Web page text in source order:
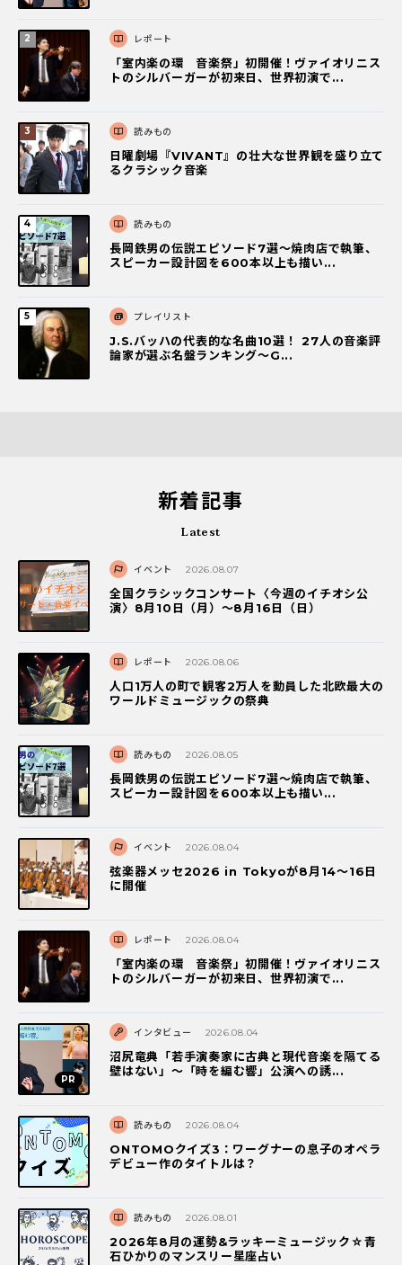
レポート
「室内楽の環 音楽祭」初開催！ヴァイオリニス
トのシルバーガーが初来日、世界初演で...
読みもの
日曜劇場『VIVANT』の壮大な世界観を盛り立て
るクラシック音楽
読みもの
長岡鉄男の伝説エピソード7選〜焼肉店で執筆、
スピーカー設計図を600本以上も描い...
プレイリスト
J.S.バッハの代表的な名曲10選！ 27人の音楽評
論家が選ぶ名盤ランキング〜G...
新着記事
Latest
イベント 2026.08.07
全国クラシックコンサート〈今週のイチオシ公
演〉8月10日（月）～8月16日（日）
レポート 2026.08.06
人口1万人の町で観客2万人を動員した北欧最大の
ワールドミュージックの祭典
読みもの 2026.08.05
長岡鉄男の伝説エピソード7選〜焼肉店で執筆、
スピーカー設計図を600本以上も描い...
イベント 2026.08.04
弦楽器メッセ2026 in Tokyoが8月14～16日
に開催
レポート 2026.08.04
「室内楽の環 音楽祭」初開催！ヴァイオリニス
トのシルバーガーが初来日、世界初演で...
インタビュー 2026.08.04
沼尻竜典「若手演奏家に古典と現代音楽を隔てる
壁はない」～「時を編む響」公演への誘...
読みもの 2026.08.04
ONTOMOクイズ3：ワーグナーの息子のオペラ
デビュー作のタイトルは？
読みもの 2026.08.01
2026年8月の運勢&ラッキーミュージック☆青
石ひかりのマンスリー星座占い